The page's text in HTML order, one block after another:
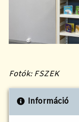
Fotók: FSZEK
Információ